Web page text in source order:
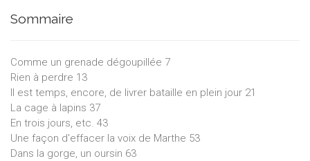
Sommaire
Comme un grenade dégoupillée 7
Rien à perdre 13
Il est temps, encore, de livrer bataille en plein jour 21
La cage à lapins 37
En trois jours, etc. 43
Une façon d'effacer la voix de Marthe 53
Dans la gorge, un oursin 63